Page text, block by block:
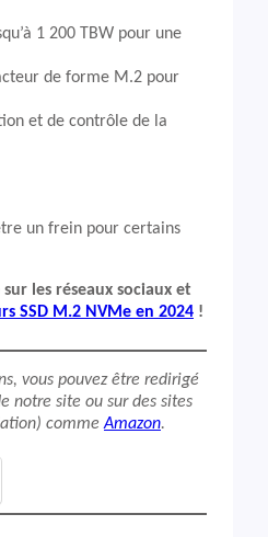
1 200 TBW pour une
de forme M.2 pour
et de contrôle de la
un frein pour certains
les réseaux sociaux et
SSD M.2 NVMe en 2024 !
vous pouvez être redirigé
notre site ou sur des sites
commeAmazon.